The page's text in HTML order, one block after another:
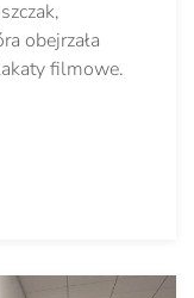
obejrzała
filmowe.